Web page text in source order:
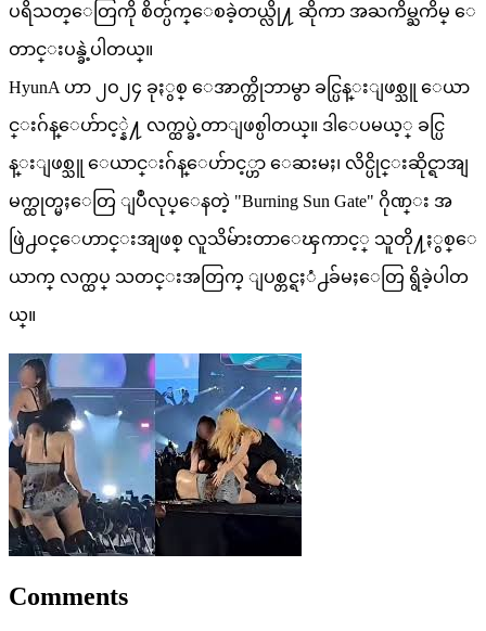
ပရိသတ္ေတြကို စိတ္ပ်က္ေစခဲ့တယ္လို႔ ဆိုကာ အႀကိမ္ႀကိမ္ ေ
တာင္းပန္ခဲ့ပါတယ္။
HyunA ဟာ ၂ဝ၂၄ ခုႏွစ္ ေအာက္တိုဘာမွာ ခင္ပြန္းျဖစ္သူ ေယာ
င္းဂ်န္ေဟ်ာင့္နဲ႔ လက္ထပ္ခဲ့တာျဖစ္ပါတယ္။ ဒါေပမယ့္ ခင္ပြ
န္းျဖစ္သူ ေယာင္းဂ်န္ေဟ်ာင့္ဟာ ေဆးမႈ၊ လိင္ပိုင္းဆိုင္ရာအျ
မက္ထုတ္မႈေတြ ျပဳလုပ္ေနတဲ့ "Burning Sun Gate" ဂိုဏ္း အ
ဖြဲ႕ဝင္ေဟာင္းအျဖစ္ လူသိမ်ားတာေၾကာင့္ သူတို႔ႏွစ္ေ
ယာက္ လက္ထပ္ သတင္းအတြက္ ျပစ္တင္ရႈံ႕ခ်မႈေတြ ရွိခဲ့ပါတ
ယ္။
Comments